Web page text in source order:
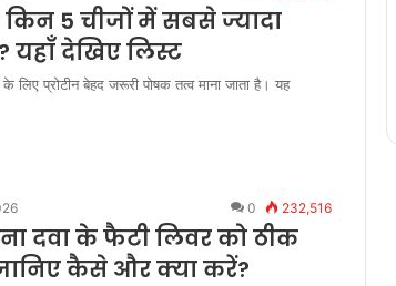
किन 5 चीजों में सबसे ज्यादा
यहाँ देखिए लिस्ट
प्रोटीन बेहद जरूरी पोषक तत्व माना जाता है। यह
0 232,516
दवा के फैटी लिवर को ठीक
कैसे और क्या करें?